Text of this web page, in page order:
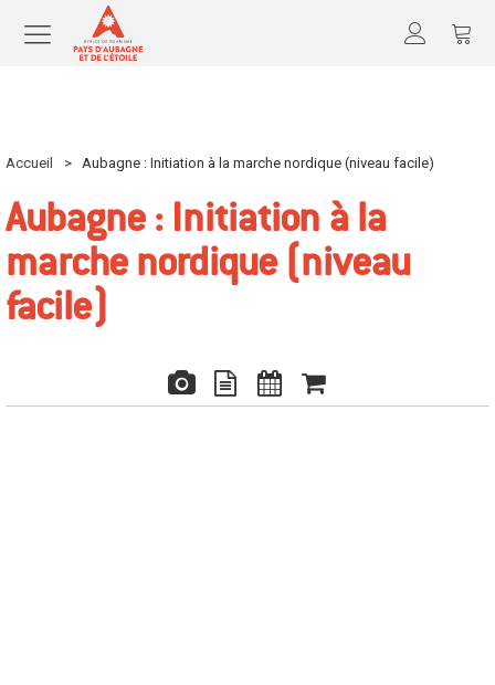
Accueil > Aubagne : Initiation à la marche nordique (niveau facile)
Aubagne : Initiation à la
marche nordique (niveau
facile)